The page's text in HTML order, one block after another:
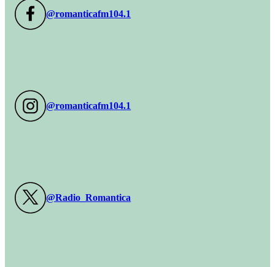
@romanticafm104.1
@romanticafm104.1
@Radio_Romantica